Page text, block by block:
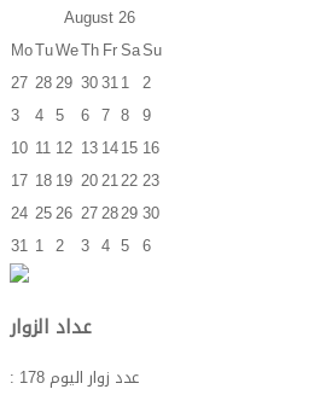
August26
MoTuWeThFrSaSu
27 2829 30311 2
3 4 5 6 7 8 9
10 11 12 131415 16
17 1819 20212223
24 2526 27282930
31 1 2 3 4 5 6
عداد الزوار
: عدد زوار اليوم178